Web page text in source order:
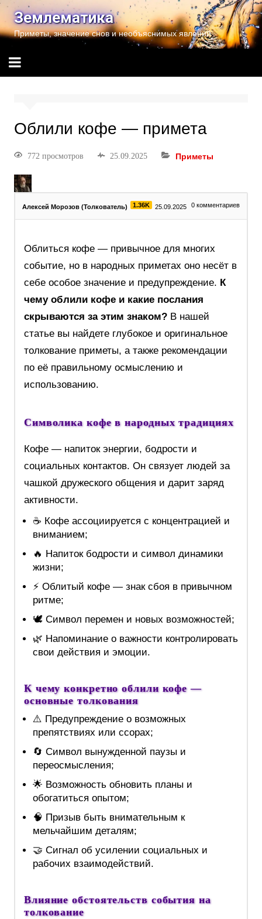
Землематика
Приметы, значение снов и необъяснимых явлений
Облили кофе — примета
772 просмотров 25.09.2025 Приметы
Алексей Морозов (Толкователь) 1.36K 25.09.2025 0 комментариев
Облиться кофе — привычное для многих
событие, но в народных приметах оно несёт в
себе особое значение и предупреждение. К
чему облили кофе и какие послания
скрываются за этим знаком?В нашей
статье вы найдете глубокое и оригинальное
толкование приметы, а также рекомендации
по её правильному осмыслению и
использованию.
Символика кофе в народных традициях
Кофе — напиток энергии, бодрости и
социальных контактов. Он связует людей за
чашкой дружеского общения и дарит заряд
активности.
☕ Кофе ассоциируется с концентрацией и
вниманием;
🔥 Напиток бодрости и символ динамики
жизни;
⚡ Облитый кофе — знак сбоя в привычном
ритме;
🕊️ Символ перемен и новых возможностей;
🌿 Напоминание о важности контролировать
свои действия и эмоции.
К чему конкретно облили кофе —
основные толкования
⚠️ Предупреждение о возможных
препятствиях или ссорах;
🔄 Символ вынужденной паузы и
переосмысления;
🌟 Возможность обновить планы и
обогатиться опытом;
🧠 Призыв быть внимательным к
мельчайшим деталям;
🤝 Сигнал об усилении социальных и
рабочих взаимодействий.
Влияние обстоятельств события на
толкование